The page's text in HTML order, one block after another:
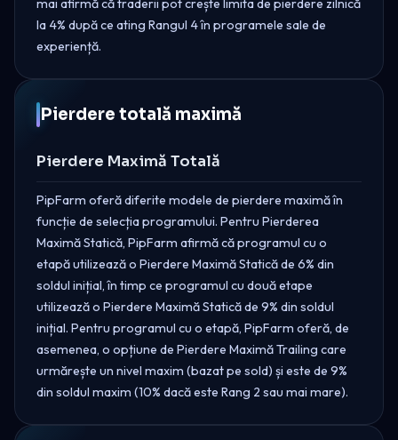
la 4% după ce ating Rangul 4 în programele sale de
experiență.
Pierdere totală maximă
Pierdere Maximă Totală
PipFarm oferă diferite modele de pierdere maximă în
funcție de selecția programului. Pentru Pierderea
Maximă Statică, PipFarm afirmă că programul cu o
etapă utilizează o Pierdere Maximă Statică de 6% din
soldul inițial, în timp ce programul cu două etape
utilizează o Pierdere Maximă Statică de 9% din soldul
inițial. Pentru programul cu o etapă, PipFarm oferă, de
asemenea, o opțiune de Pierdere Maximă Trailing care
urmărește un nivel maxim (bazat pe sold) și este de 9%
din soldul maxim (10% dacă este Rang 2 sau mai mare).